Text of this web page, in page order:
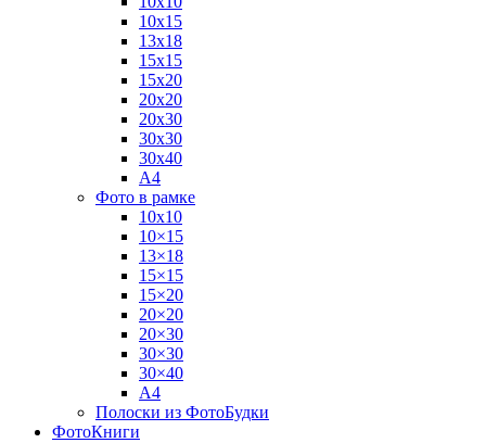
10х15
13х18
15х15
15х20
20х20
20х30
30х30
30х40
А4
Фото в рамке
10х10
10×15
13×18
15×15
15×20
20×20
20×30
30×30
30×40
A4
Полоски из ФотоБудки
ФотоКниги